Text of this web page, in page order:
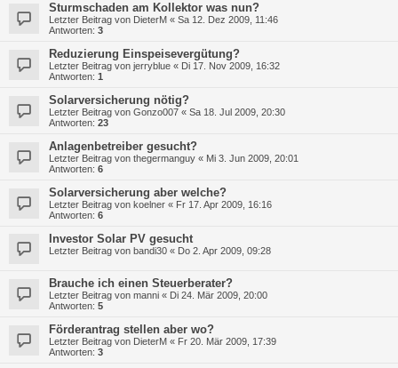
Sturmschaden am Kollektor was nun?
Letzter Beitrag von DieterM « Sa 12. Dez 2009, 11:46
Antworten: 3
Reduzierung Einspeisevergütung?
Letzter Beitrag von jerryblue « Di 17. Nov 2009, 16:32
Antworten: 1
Solarversicherung nötig?
Letzter Beitrag von Gonzo007 « Sa 18. Jul 2009, 20:30
Antworten: 23
Anlagenbetreiber gesucht?
Letzter Beitrag von thegermanguy « Mi 3. Jun 2009, 20:01
Antworten: 6
Solarversicherung aber welche?
Letzter Beitrag von koelner « Fr 17. Apr 2009, 16:16
Antworten: 6
Investor Solar PV gesucht
Letzter Beitrag von bandi30 « Do 2. Apr 2009, 09:28
Brauche ich einen Steuerberater?
Letzter Beitrag von manni « Di 24. Mär 2009, 20:00
Antworten: 5
Förderantrag stellen aber wo?
Letzter Beitrag von DieterM « Fr 20. Mär 2009, 17:39
Antworten: 3